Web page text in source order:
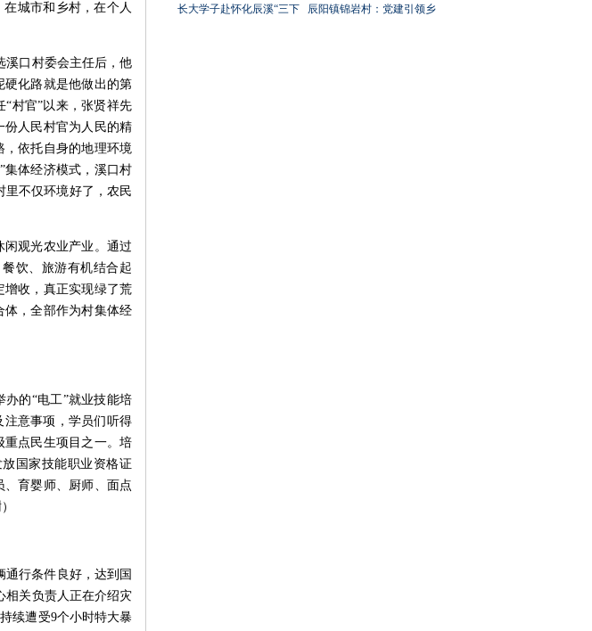
城市和乡村，在个人
溪口村委会主任后，他
硬化路就是他做出的第
村官”以来，张贤祥先
份人民村官为人民的精
，依托自身的地理环境
集体经济模式，溪口村
里不仅环境好了，农民
观光农业产业。通过
饮、旅游有机结合起
增收，真正实现绿了荒
体，全部作为村集体经
的“电工”就业技能培
注意事项，学员们听得
重点民生项目之一。培
国家技能职业资格证
育婴师、厨师、面点
行条件良好，达到国
相关负责人正在介绍灾
续遭受9个小时特大暴
长大学子赴怀化辰溪“三下 辰阳镇锦岩村：党建引领乡